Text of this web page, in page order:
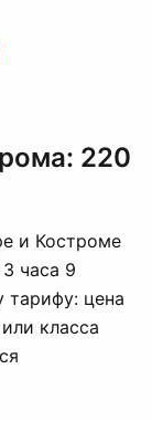
220
и Костроме
часа 9
тарифу: цена
класса